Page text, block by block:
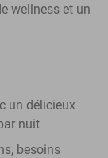
wellness et un
un délicieux
nuit
besoins